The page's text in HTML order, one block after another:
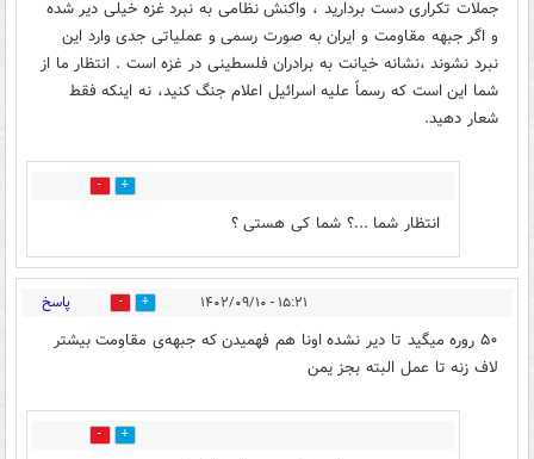
جملات تکراری دست بردارید ، واکنش نظامی به نبرد غزه خیلی دیر شده
و اگر جبهه مقاومت و ایران به صورت رسمی و عملیاتی جدی وارد این
نبرد نشوند ،نشانه خیانت به برادران فلسطینی در غزه است . انتظار ما از
شما این است که رسماً علیه اسرائیل اعلام جنگ کنید، نه اینکه فقط
شعار دهید.
2
انتظار شما ...؟ شما کی هستی ؟
۱۵:۲۱ - ۱۴۰۲/۰۹/۱۰ 19 پاسخ
۵۰ روره میگید تا دیر نشده اونا هم فهمیدن که جبهه‌ی مقاومت بیشتر
لاف زنه تا عمل البته بجز یمن
0